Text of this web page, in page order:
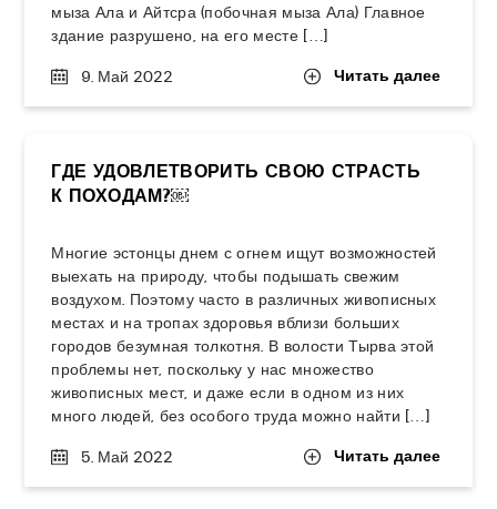
мыза Ала и Айтсра (побочная мыза Ала) Главное
здание разрушено, на его месте […]
9. Май 2022 Читать далее
ГДЕ УДОВЛЕТВОРИТЬ СВОЮ СТРАСТЬ
К ПОХОДАМ?￼
Многие эстонцы днем с огнем ищут возможностей
выехать на природу, чтобы подышать свежим
воздухом. Поэтому часто в различных живописных
местах и на тропах здоровья вблизи больших
городов безумная толкотня. В волости Тырва этой
проблемы нет, поскольку у нас множество
живописных мест, и даже если в одном из них
много людей, без особого труда можно найти […]
5. Май 2022 Читать далее